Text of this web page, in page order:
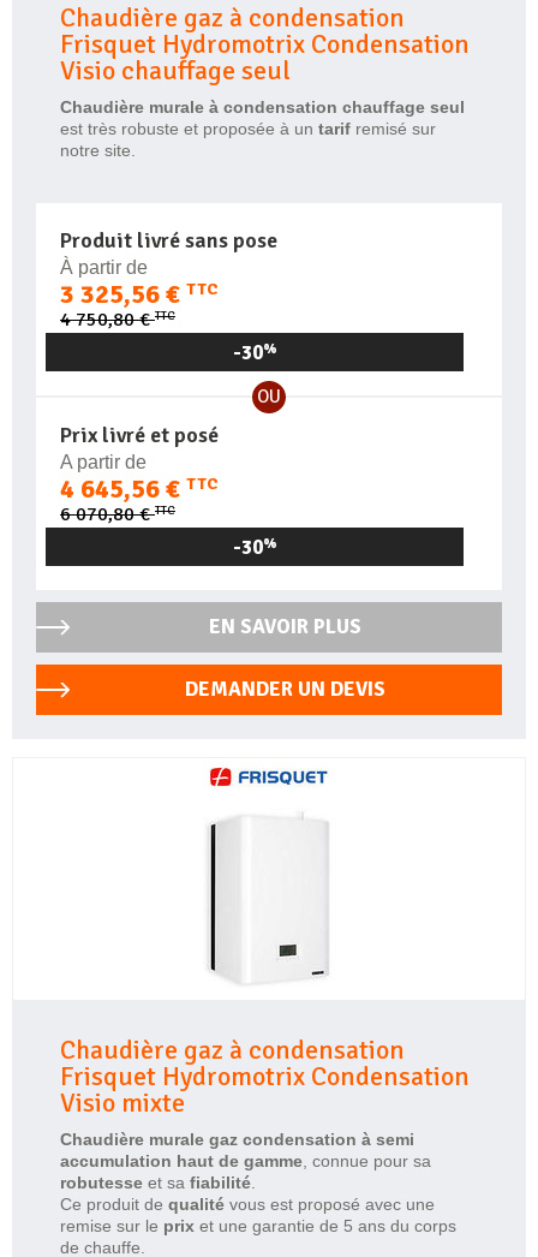
Chaudière gaz à condensation
Frisquet Hydromotrix Condensation
Visio chauffage seul
Chaudière murale à condensation chauffage seul
est très robuste et proposée à un tarif remisé sur
notre site.
Produit livré sans pose
À partir de
3 325,56 € TTC
4 750,80 €TTC
-30%
OU
Prix livré et posé
A partir de
4 645,56 € TTC
6 070,80 €TTC
-30%
EN SAVOIR PLUS
DEMANDER UN DEVIS
Chaudière gaz à condensation
Frisquet Hydromotrix Condensation
Visio mixte
Chaudière murale gaz condensation à semi
accumulation haut de gamme , connue pour sa
robutesse et sa fiabilité
Ce produit de qualité vous est proposé avec une
remise sur le prix et une garantie de 5 ans du corps
de chauffe.